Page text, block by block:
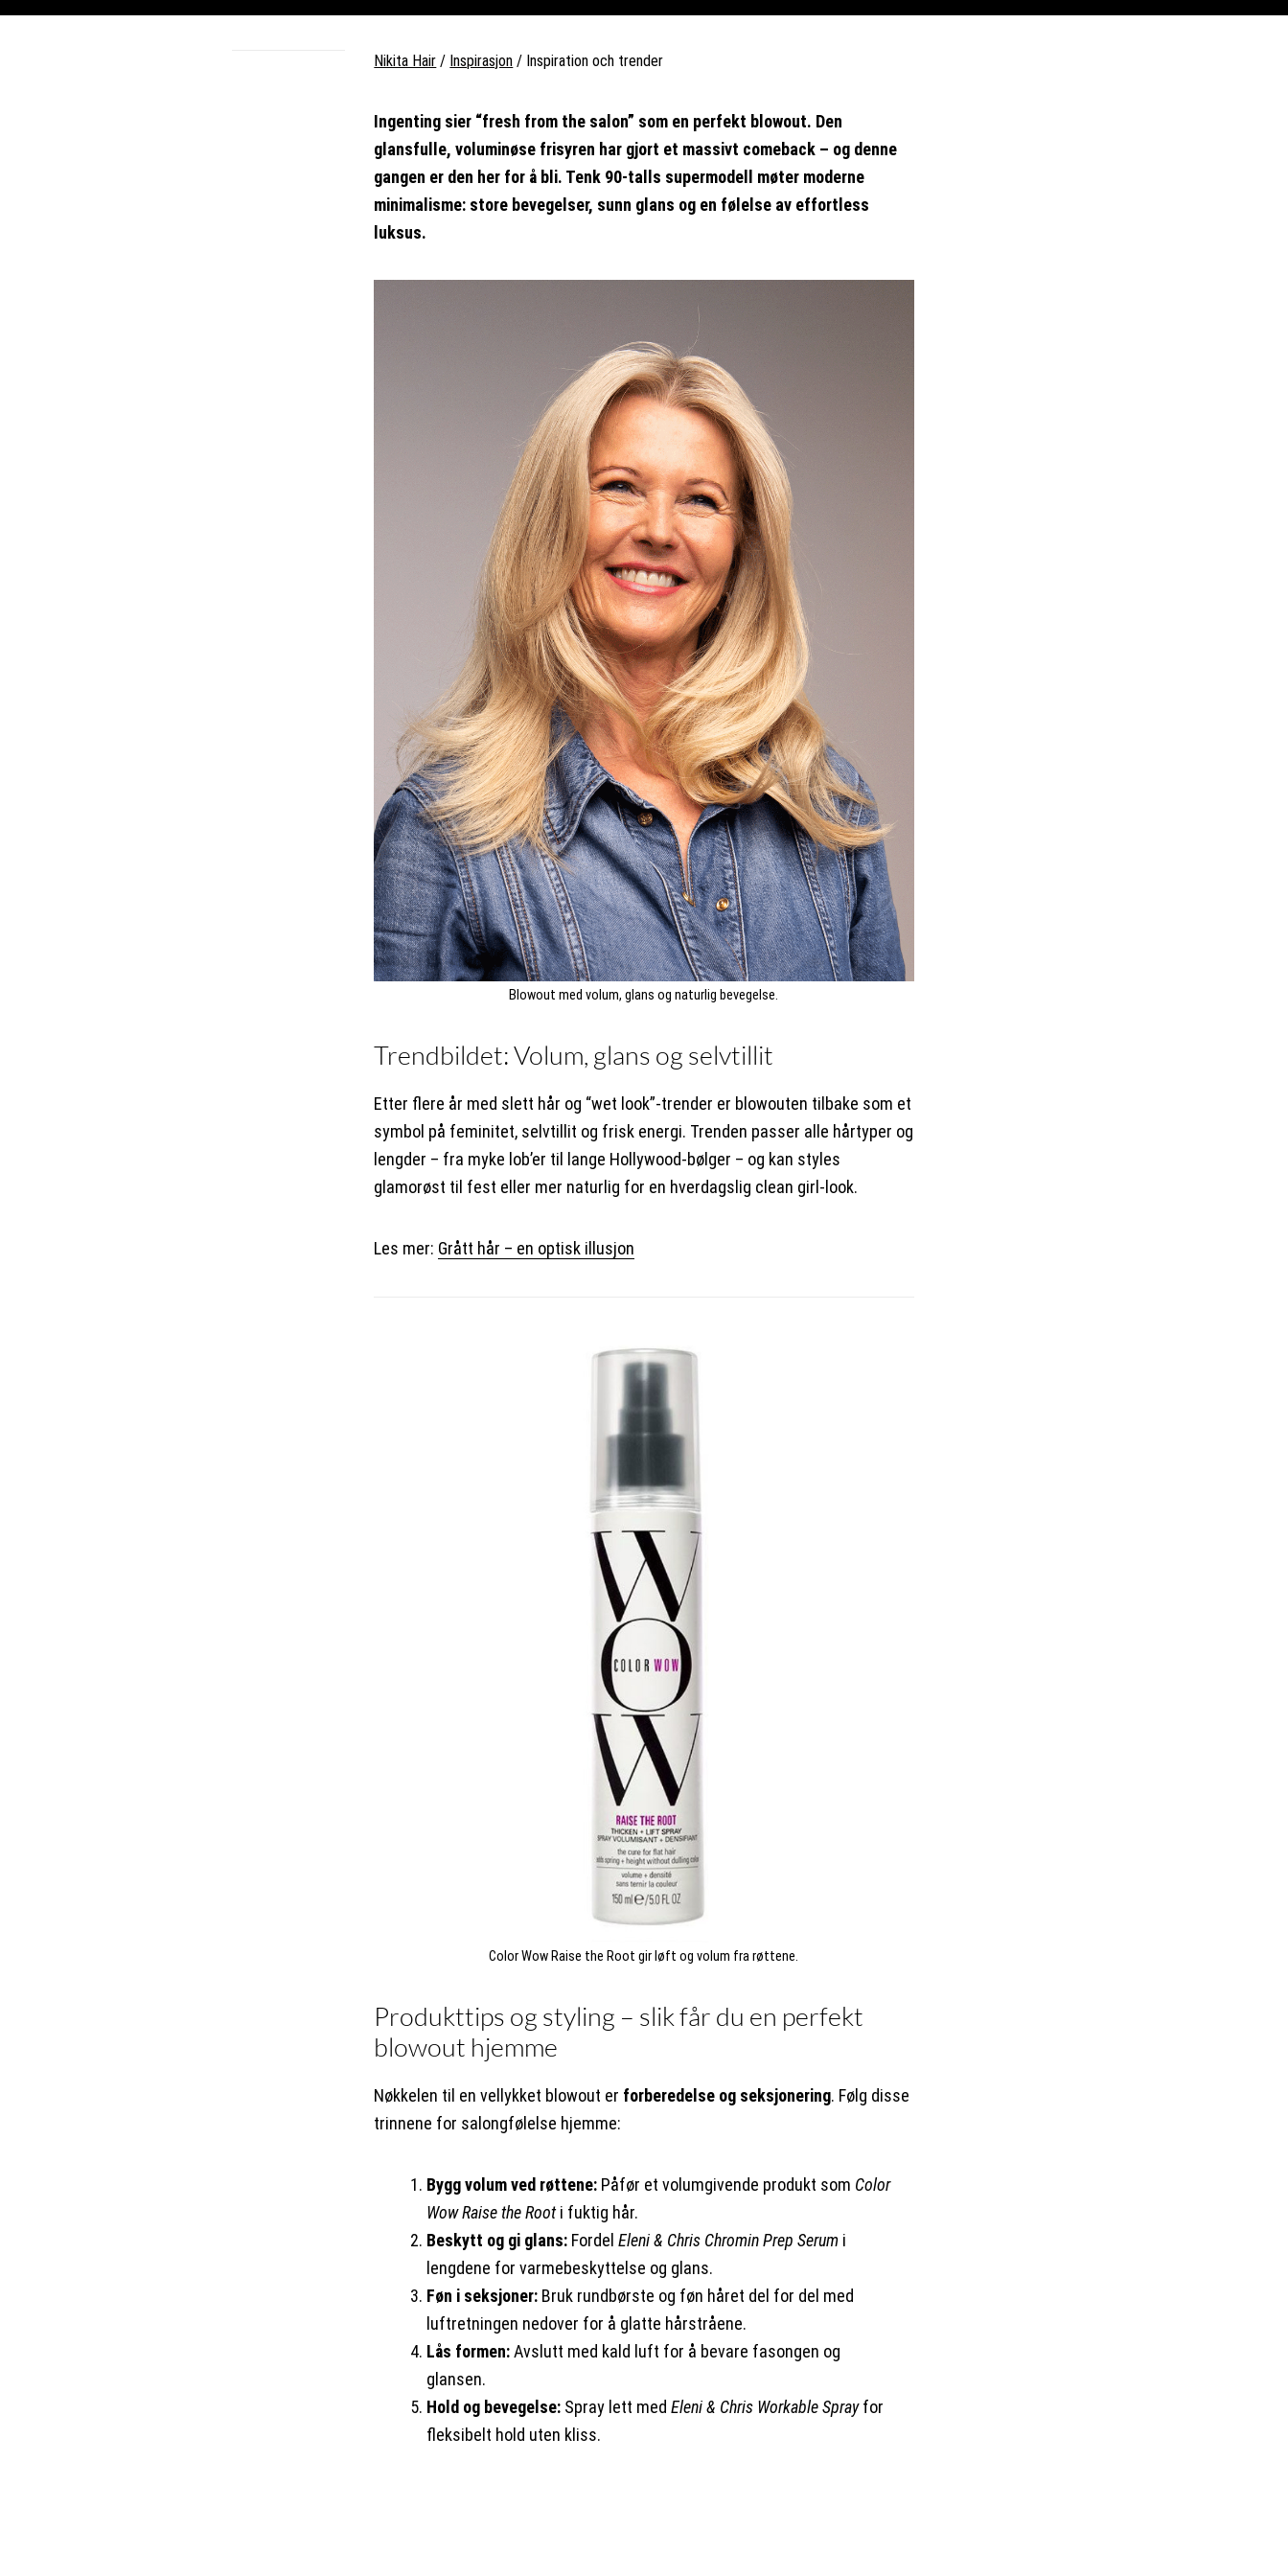
Nikita Hair / Inspirasjon / Inspiration och trender
Ingenting sier “fresh from the salon” som en perfekt blowout. Den
glansfulle, voluminøse frisyren har gjort et massivt comeback – og denne
gangen er den her for å bli. Tenk 90-talls supermodell møter moderne
minimalisme: store bevegelser, sunn glans og en følelse av effortless
luksus.
Blowout med volum, glans og naturlig bevegelse.
Trendbildet: Volum, glans og selvtillit
Etter flere år med slett hår og “wet look”-trender er blowouten tilbake som et
symbol på feminitet, selvtillit og frisk energi. Trenden passer alle hårtyper og
lengder – fra myke lob’er til lange Hollywood-bølger – og kan styles
glamorøst til fest eller mer naturlig for en hverdagslig clean girl-look.
Les mer: Grått hår – en optisk illusjon
Color Wow Raise the Root gir løft og volum fra røttene.
Produkttips og styling – slik får du en perfekt
blowout hjemme
Nøkkelen til en vellykket blowout er forberedelse og seksjonering. Følg disse
trinnene for salongfølelse hjemme:
Bygg volum ved røttene: Påfør et volumgivende produkt som Color
Wow Raise the Rooti fuktig hår.
Beskytt og gi glans: FordelEleni & Chris Chromin Prep Serum i
lengdene for varmebeskyttelse og glans.
Føn i seksjoner: Bruk rundbørste og føn håret del for del med
luftretningen nedover for å glatte hårstråene.
Lås formen:Avslutt med kald luft for å bevare fasongen og
glansen.
Hold og bevegelse: Spray lett medEleni & Chris Workable Sprayfor
fleksibelt hold uten kliss.